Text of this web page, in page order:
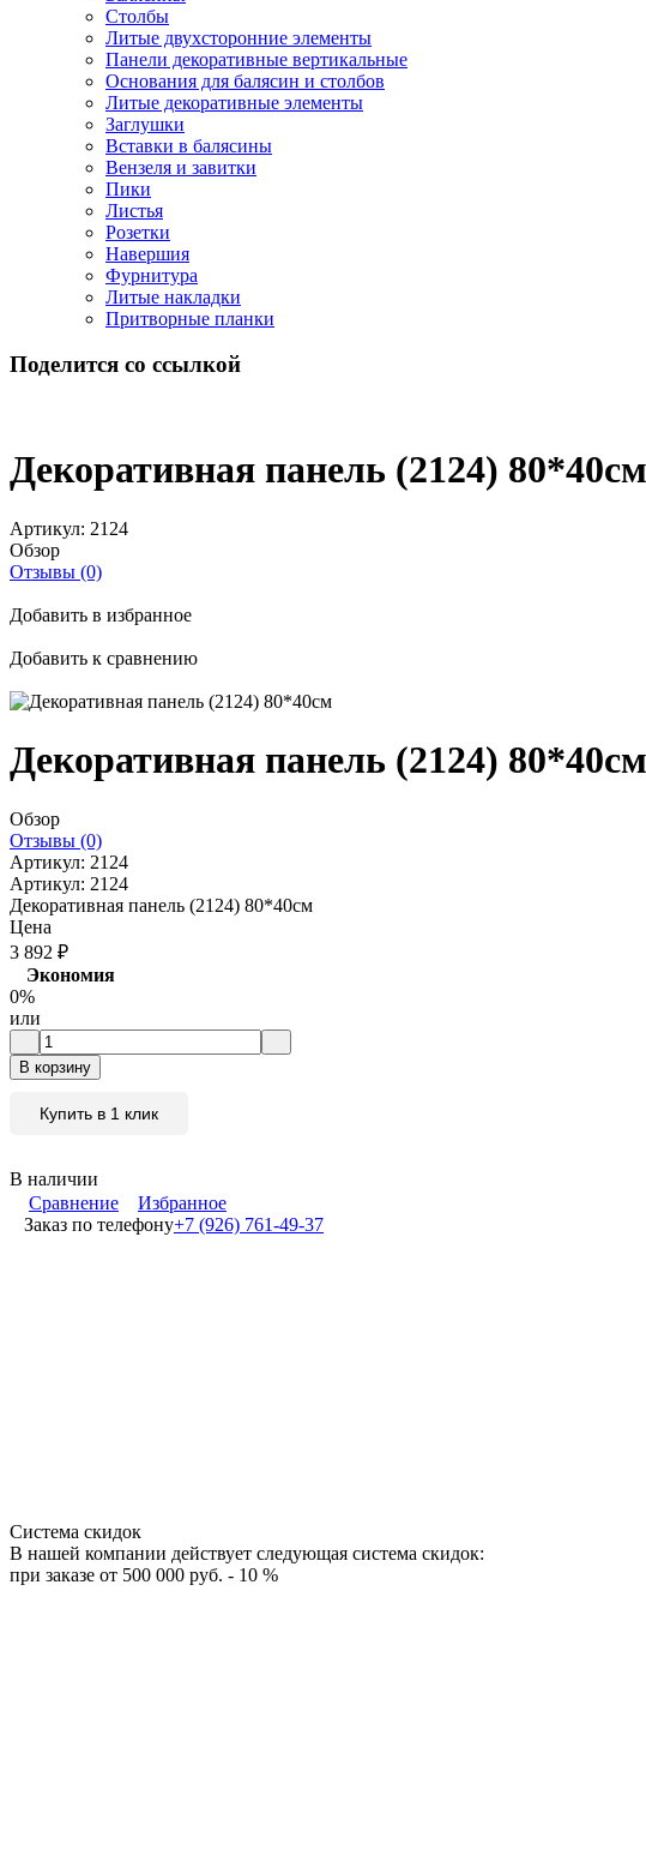
Столбы
Литые двухсторонние элементы
Панели декоративные вертикальные
Основания для балясин и столбов
Литые декоративные элементы
Заглушки
Вставки в балясины
Вензеля и завитки
Пики
Листья
Розетки
Навершия
Фурнитура
Литые накладки
Притворные планки
Поделится со ссылкой
Декоративная панель (2124) 80*40см
Артикул: 2124
Обзор
Отзывы (0)
Добавить в избранное
Добавить к сравнению
Декоративная панель (2124) 80*40см
Обзор
Отзывы (0)
Артикул: 2124
Артикул: 2124
Декоративная панель (2124) 80*40см
Цена
3 892 ₽
Экономия
0%
или
В корзину
Купить в 1 клик
В наличии
Сравнение
Избранное
Заказ по телефону+7 (926) 761-49-37
Система скидок
В нашей компании действует следующая система скидок:
при заказе от 500 000 руб. - 10 %